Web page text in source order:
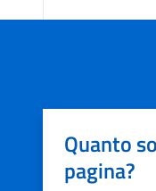
Quanto
pagina?